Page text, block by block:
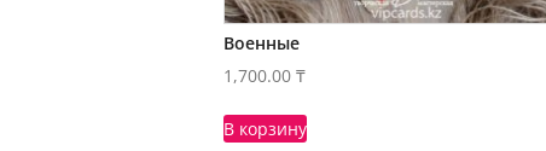
Военные
1,700.00 ₸
В корзину